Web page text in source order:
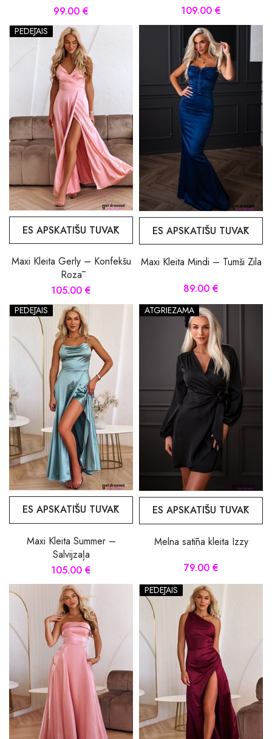
99.00 €
109.00 €
PĒDĒJAIS
ES APSKATĪŠU TUVĀK
Maxi Kleita Gerly – Konfekšu
Rozā
105.00 €
ES APSKATĪŠU TUVĀK
Maxi Kleita Mindi – Tumši Zila
89.00 €
PĒDĒJAIS
ES APSKATĪŠU TUVĀK
Maxi Kleita Summer –
Salvijzaļa
105.00 €
ATGRIEZAMA
ES APSKATĪŠU TUVĀK
Melna satīna kleita Izzy
79.00 €
PĒDĒJAIS